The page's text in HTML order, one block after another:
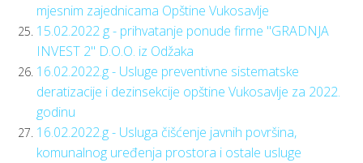
mjesnim zajednicama Opštine Vukosavlje
15.02.2022 g - prihvatanje ponude firme "GRADNJA
INVEST 2" D.O.O. iz Odžaka
16.02.2022.g - Usluge preventivne sistematske
deratizacije i dezinsekcije opštine Vukosavlje za 2022.
godinu
16.02.2022.g - Usluga čišćenje javnih površina,
komunalnog uređenja prostora i ostale usluge